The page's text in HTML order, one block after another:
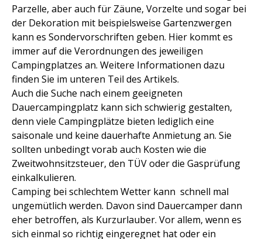
Parzelle, aber auch für Zäune, Vorzelte und sogar bei
der Dekoration mit beispielsweise Gartenzwergen
kann es Sondervorschriften geben. Hier kommt es
immer auf die Verordnungen des jeweiligen
Campingplatzes an. Weitere Informationen dazu
finden Sie im unteren Teil des Artikels.
Auch die Suche nach einem geeigneten
Dauercampingplatz kann sich schwierig gestalten,
denn viele Campingplätze bieten lediglich eine
saisonale und keine dauerhafte Anmietung an. Sie
sollten unbedingt vorab auch Kosten wie die
Zweitwohnsitzsteuer, den TÜV oder die Gasprüfung
einkalkulieren.
Camping bei schlechtem Wetter kann schnell mal
ungemütlich werden. Davon sind Dauercamper dann
eher betroffen, als Kurzurlauber. Vor allem, wenn es
sich einmal so richtig eingeregnet hat oder ein